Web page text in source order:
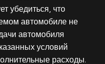
убедиться, что
автомобиле не
автомобиля
условий
расходы.